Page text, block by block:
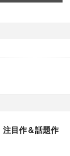
目作＆話題作